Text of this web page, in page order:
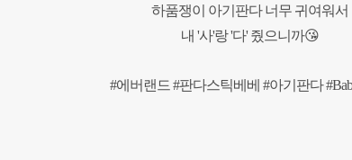
하품쟁이 아기판다 너무 귀여워서
내 '사'랑 '다' 줬으니까😘
#에버랜드 #판다스틱베베 #아기판다